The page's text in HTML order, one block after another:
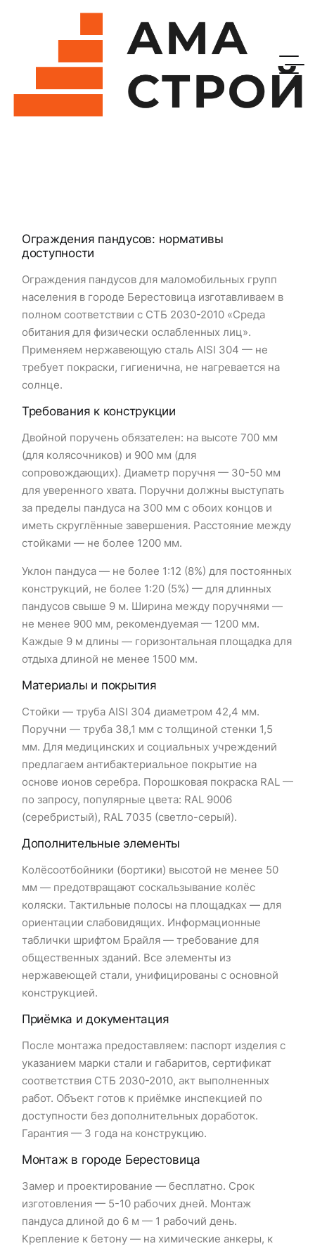
Ограждения пандусов: нормативы
доступности
Ограждения пандусов для маломобильных групп
населения в городе Берестовица изготавливаем в
полном соответствии с СТБ 2030-2010 «Среда
обитания для физически ослабленных лиц».
Применяем нержавеющую сталь AISI 304 — не
требует покраски, гигиенична, не нагревается на
солнце.
Требования к конструкции
Двойной поручень обязателен: на высоте 700 мм
(для колясочников) и 900 мм (для
сопровождающих). Диаметр поручня — 30-50 мм
для уверенного хвата. Поручни должны выступать
за пределы пандуса на 300 мм с обоих концов и
иметь скруглённые завершения. Расстояние между
стойками — не более 1200 мм.
Уклон пандуса — не более 1:12 (8%) для постоянных
конструкций, не более 1:20 (5%) — для длинных
пандусов свыше 9 м. Ширина между поручнями —
не менее 900 мм, рекомендуемая — 1200 мм.
Каждые 9 м длины — горизонтальная площадка для
отдыха длиной не менее 1500 мм.
Материалы и покрытия
Стойки — труба AISI 304 диаметром 42,4 мм.
Поручни — труба 38,1 мм с толщиной стенки 1,5
мм. Для медицинских и социальных учреждений
предлагаем антибактериальное покрытие на
основе ионов серебра. Порошковая покраска RAL —
по запросу, популярные цвета: RAL 9006
(серебристый), RAL 7035 (светло-серый).
Дополнительные элементы
Колёсоотбойники (бортики) высотой не менее 50
мм — предотвращают соскальзывание колёс
коляски. Тактильные полосы на площадках — для
ориентации слабовидящих. Информационные
таблички шрифтом Брайля — требование для
общественных зданий. Все элементы из
нержавеющей стали, унифицированы с основной
конструкцией.
Приёмка и документация
После монтажа предоставляем: паспорт изделия с
указанием марки стали и габаритов, сертификат
соответствия СТБ 2030-2010, акт выполненных
работ. Объект готов к приёмке инспекцией по
доступности без дополнительных доработок.
Гарантия — 3 года на конструкцию.
Монтаж в городе Берестовица
Замер и проектирование — бесплатно. Срок
изготовления — 5-10 рабочих дней. Монтаж
пандуса длиной до 6 м — 1 рабочий день.
Крепление к бетону — на химические анкеры, к